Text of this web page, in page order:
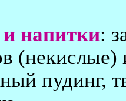
напитки:
пудинг,